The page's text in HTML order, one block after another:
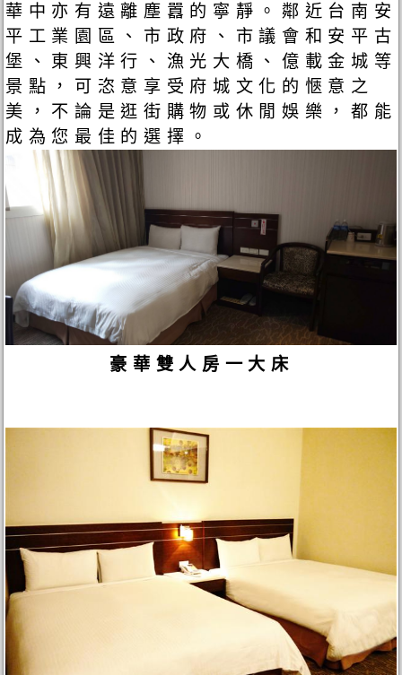
華中亦有遠離塵囂的寧靜。鄰近台南安
平工業園區、市政府、市議會和安平古
堡、東興洋行、漁光大橋、億載金城等
景點，可恣意享受府城文化的愜意之
美，不論是逛街購物或休閒娛樂，都能
成為您最佳的選擇。
豪華雙人房一大床